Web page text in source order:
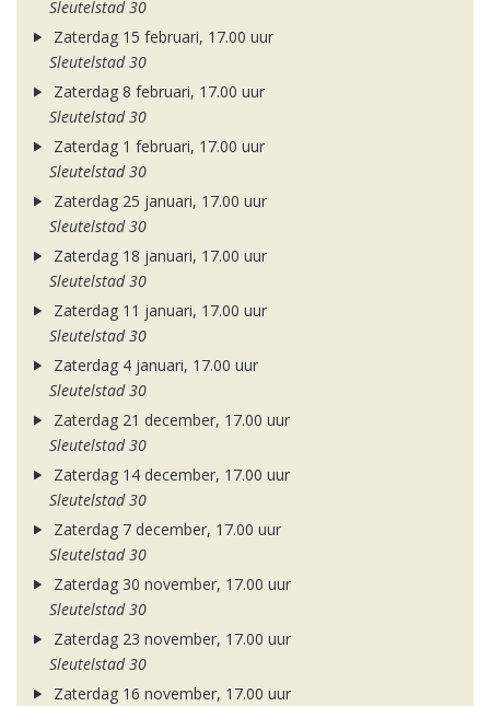
Sleutelstad 30
Zaterdag 15 februari, 17.00 uur
Sleutelstad 30
Zaterdag 8 februari, 17.00 uur
Sleutelstad 30
Zaterdag 1 februari, 17.00 uur
Sleutelstad 30
Zaterdag 25 januari, 17.00 uur
Sleutelstad 30
Zaterdag 18 januari, 17.00 uur
Sleutelstad 30
Zaterdag 11 januari, 17.00 uur
Sleutelstad 30
Zaterdag 4 januari, 17.00 uur
Sleutelstad 30
Zaterdag 21 december, 17.00 uur
Sleutelstad 30
Zaterdag 14 december, 17.00 uur
Sleutelstad 30
Zaterdag 7 december, 17.00 uur
Sleutelstad 30
Zaterdag 30 november, 17.00 uur
Sleutelstad 30
Zaterdag 23 november, 17.00 uur
Sleutelstad 30
Zaterdag 16 november, 17.00 uur